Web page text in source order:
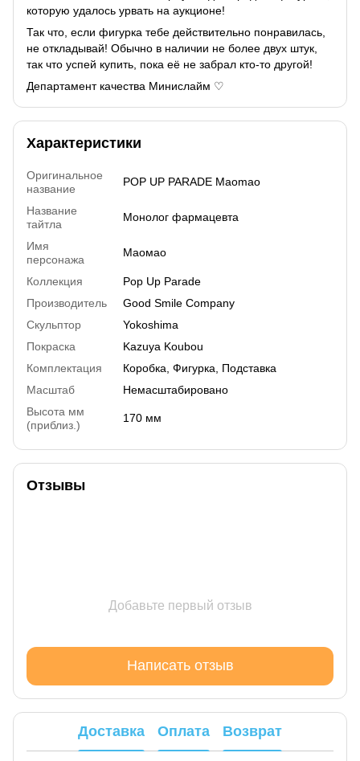
которую удалось урвать на аукционе!
Так что, если фигурка тебе действительно понравилась,
не откладывай! Обычно в наличии не более двух штук,
так что успей купить, пока её не забрал кто-то другой!
Департамент качества Минислайм ♡
Характеристики
Оригинальное
название
POP UP PARADE Maomao
Название
тайтла
Монолог фармацевта
Имя
персонажа
Маомао
Коллекция
Pop Up Parade
Производитель
Good Smile Company
Скульптор
Yokoshima
Покраска
Kazuya Koubou
Комплектация
Коробка, Фигурка, Подставка
Масштаб
Немасштабировано
Высота мм
(приблиз.)
170 мм
Отзывы
Добавьте первый отзыв
Написать отзыв
Доставка Оплата Возврат